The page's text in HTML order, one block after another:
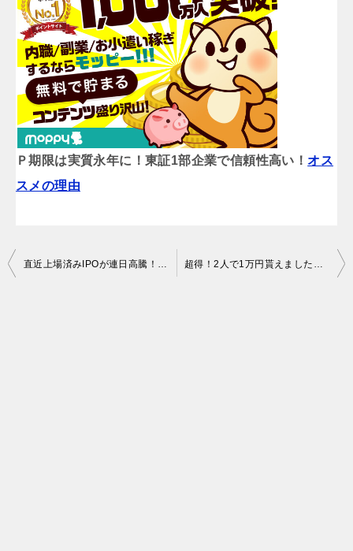
Ｐ期限は実質永年に！東証1部企業で信頼性高い！オス
スメの理由
投
直近上場済みIPOが連日高騰！初値越え銘柄増加中！ 超得！2人で1万円貰えました。LINE証券（FX口座開設 取引1回のみ）